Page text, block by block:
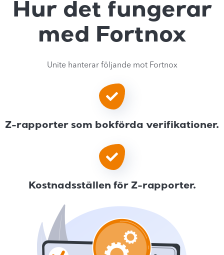
Hur det fungerar
med Fortnox
Unite hanterar följande mot Fortnox
Z-rapporter som bokförda verifikationer.
Kostnadsställen för Z-rapporter.